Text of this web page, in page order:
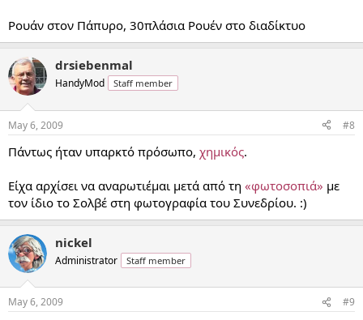
Ρουάν στον Πάπυρο, 30πλάσια Ρουέν στο διαδίκτυο
drsiebenmal
HandyMod Staff member
May 6, 2009 #8
Πάντως ήταν υπαρκτό πρόσωπο, χημικός.
Είχα αρχίσει να αναρωτιέμαι μετά από τη «φωτοσοπιά» με
τον ίδιο το Σολβέ στη φωτογραφία του Συνεδρίου. :)
nickel
Administrator Staff member
May 6, 2009 #9